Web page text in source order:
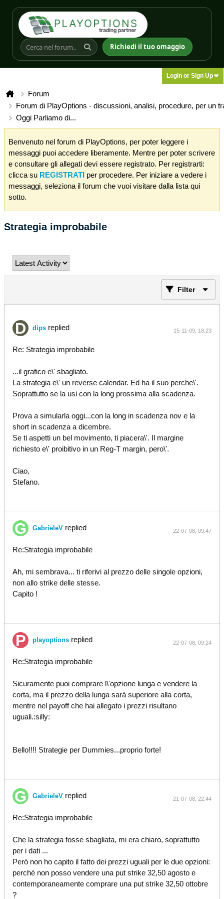
Richiedi il tuo omaggio
Login or Sign Up
Forum
Forum di PlayOptions - discussioni, analisi, procedure, per un
Oggi Parliamo di...
Benvenuto nel forum di PlayOptions, per poter leggere i
messaggi puoi accedere liberamente. Mentre per poter scrivere
e consultare gli allegati devi essere registrato. Per registrarti:
clicca su REGISTRATI per procedere. Per iniziare a vedere i
messaggi, seleziona il forum che vuoi visitare dalla lista qui
sotto.
Strategia improbabile
Filter
dips replied 15-11-09, 18:23
Re: Strategia improbabile
...il grafico e\' sbagliato.
La strategia e\' un reverse calendar. Ed ha il suo perche\'.
Soprattutto se la usi con la long prossima alla scadenza.
Prova a simularla oggi...con la long in scadenza nov e la
short in scadenza a dicembre.
Se ti aspetti un bel movimento, ti piacera\'. Il margine
richiesto e\' proibitivo in un Reg-T margin, pero\'.
Ciao,
Stefano.
GabrieleV replied 22-07-08, 09:47
Re:Strategia improbabile
Ah, mi sembrava... ti riferivi al prezzo delle singole opzioni,
non allo strike delle stesse.
Capito !
playoptions replied 22-07-08, 09:24
Re:Strategia improbabile
Sicuramente puoi comprare l\'opzione lunga e vendere la
corta, ma il prezzo della lunga sarà superiore alla corta,
mentre nel payoff che hai allegato i prezzi risultano
uguali.:silly:
Bello!!!! Strategie per Dummies...proprio forte!
GabrieleV replied 21-07-08, 22:44
Re:Strategia improbabile
Che la strategia fosse sbagliata, mi era chiaro, soprattutto
per i dati ...
Però non ho capito il fatto dei prezzi uguali per le due opzioni:
perchè non posso vendere una put strike 32,50 agosto e
contemporaneamente comprare una put strike 32,50 ottobre
?